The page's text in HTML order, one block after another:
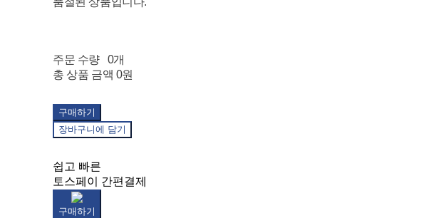
주문 수량
0개
총 상품 금액 0원
구매하기
장바구니에 담기
쉽고 빠른
토스페이 간편결제
구매하기